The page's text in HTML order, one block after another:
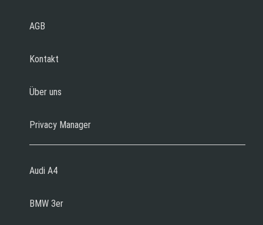
AGB
Kontakt
Über uns
Privacy Manager
Audi A4
BMW 3er